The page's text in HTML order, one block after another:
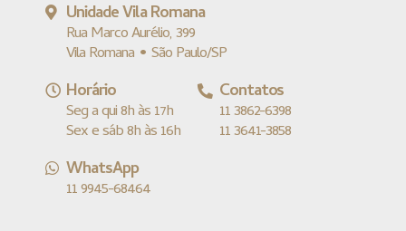
Unidade Vila Romana
Rua Marco Aurélio, 399
Vila Romana • São Paulo/SP
Horário
Seg a qui 8h às 17h
Sex e sáb 8h às 16h
Contatos
11 3862-6398
11 3641-3858
WhatsApp
11 9945-68464